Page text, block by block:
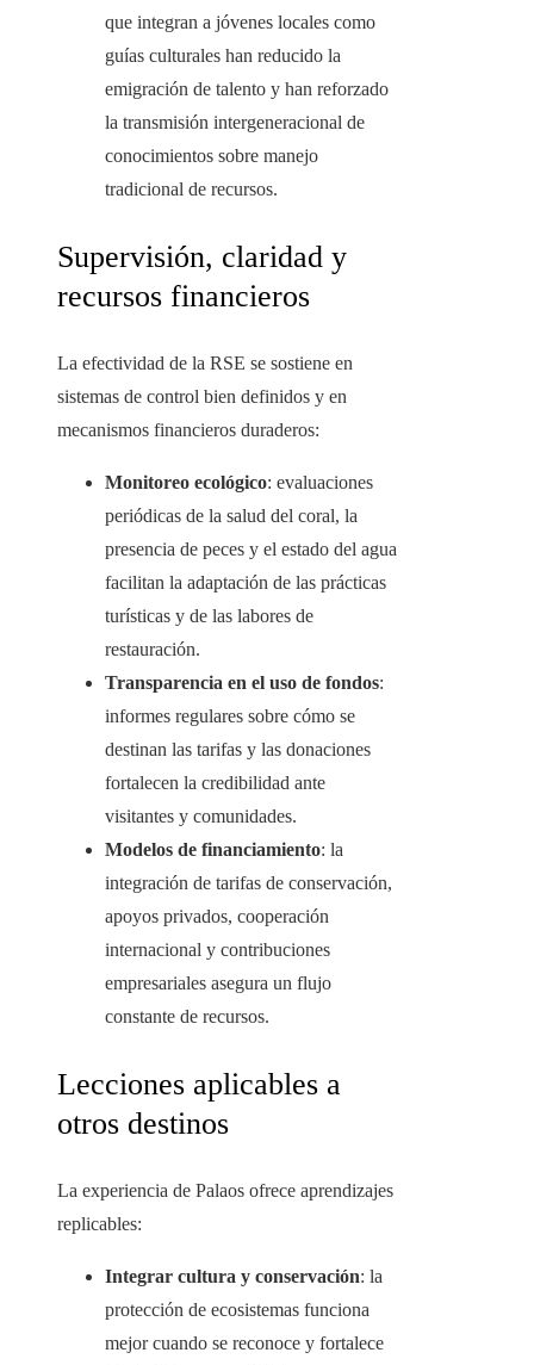
que integran a jóvenes locales como
guías culturales han reducido la
emigración de talento y han reforzado
la transmisión intergeneracional de
conocimientos sobre manejo
tradicional de recursos.
Supervisión, claridad y
recursos financieros
La efectividad de la RSE se sostiene en
sistemas de control bien definidos y en
mecanismos financieros duraderos:
Monitoreo ecológico: evaluaciones
periódicas de la salud del coral, la
presencia de peces y el estado del agua
facilitan la adaptación de las prácticas
turísticas y de las labores de
restauración.
Transparencia en el uso de fondos:
informes regulares sobre cómo se
destinan las tarifas y las donaciones
fortalecen la credibilidad ante
visitantes y comunidades.
Modelos de financiamiento: la
integración de tarifas de conservación,
apoyos privados, cooperación
internacional y contribuciones
empresariales asegura un flujo
constante de recursos.
Lecciones aplicables a
otros destinos
La experiencia de Palaos ofrece aprendizajes
replicables:
Integrar cultura y conservación: la
protección de ecosistemas funciona
mejor cuando se reconoce y fortalece